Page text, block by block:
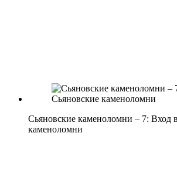
Сьяновские каменоломни – 7: Вход
каменоломни